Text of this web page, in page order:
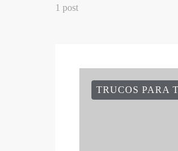
1 post
TRUCOS PARA